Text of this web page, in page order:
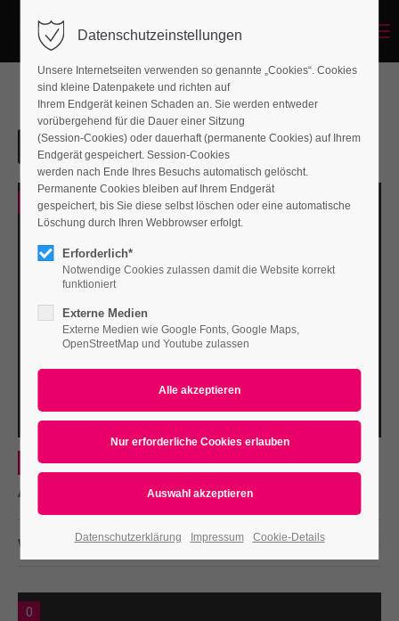
Web
Aenean
WEITERLESEN … 03 DEZ 2015
0
Datenschutzeinstellungen
Unsere Internetseiten verwenden so genannte „Cookies“. Cookies
sind kleine Datenpakete und richten auf
Ihrem Endgerät keinen Schaden an. Sie werden entweder
vorübergehend für die Dauer einer Sitzung
(Session-Cookies) oder dauerhaft (permanente Cookies) auf Ihrem
Endgerät gespeichert. Session-Cookies
werden nach Ende Ihres Besuchs automatisch gelöscht.
Permanente Cookies bleiben auf Ihrem Endgerät
gespeichert, bis Sie diese selbst löschen oder eine automatische
Löschung durch Ihren Webbrowser erfolgt.
Erforderlich*
Notwendige Cookies zulassen damit die Website korrekt
funktioniert
Externe Medien
Externe Medien wie Google Fonts, Google Maps,
OpenStreetMap und Youtube zulassen
Datenschutzerklärung Impressum Cookie-Details